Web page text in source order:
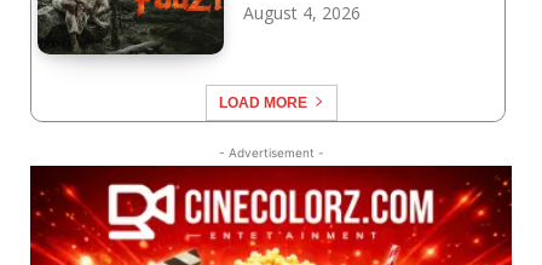
August 4, 2026
LOAD MORE
- Advertisement -